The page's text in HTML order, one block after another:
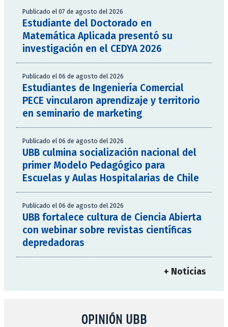
Publicado el 07 de agosto del 2026
Estudiante del Doctorado en
Matemática Aplicada presentó su
investigación en el CEDYA 2026
Publicado el 06 de agosto del 2026
Estudiantes de Ingeniería Comercial
PECE vincularon aprendizaje y territorio
en seminario de marketing
Publicado el 06 de agosto del 2026
UBB culmina socialización nacional del
primer Modelo Pedagógico para
Escuelas y Aulas Hospitalarias de Chile
Publicado el 06 de agosto del 2026
UBB fortalece cultura de Ciencia Abierta
con webinar sobre revistas científicas
depredadoras
+ Noticias
OPINIÓN UBB